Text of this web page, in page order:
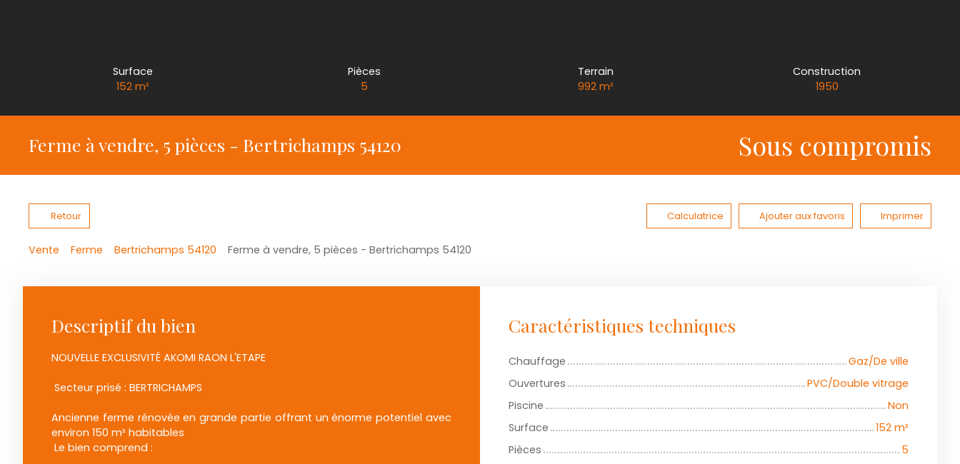
Surface
152m²
Pièces
5
Terrain
992 m²
Construction
1950
Ferme à vendre, 5 pièces - Bertrichamps 54120 Sous compromis
Retour Calculatrice Ajouter aux favoris Imprimer
Vente Ferme Bertrichamps 54120 Ferme à vendre, 5 pièces - Bertrichamps 54120
Descriptif du bien
NOUVELLE EXCLUSIVITÉ AKOMI RAON L'ETAPE
Secteur prisé : BERTRICHAMPS
Ancienne ferme rénovée en grande partie offrant un énorme potentiel avec
environ 150 m² habitables
Le bien comprend :
Caractéristiques techniques
Chauffage
Gaz/De ville
Ouvertures
PVC/Double vitrage
Piscine
Non
Surface
152 m²
Pièces
5